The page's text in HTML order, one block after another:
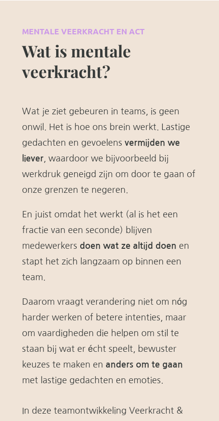
MENTALE VEERKRACHT EN ACT
Wat is mentale
veerkracht?
Wat je ziet gebeuren in teams, is geen
onwil. Het is hoe ons brein werkt. Lastige
gedachten en gevoelens vermijden we
liever, waardoor we bijvoorbeeld bij
werkdruk geneigd zijn om door te gaan of
onze grenzen te negeren.
En juist omdat het werkt (al is het een
fractie van een seconde) blijven
medewerkers doen wat ze altijd doen en
stapt het zich langzaam op binnen een
team.
Daarom vraagt verandering niet om nóg
harder werken of betere intenties, maar
om vaardigheden die helpen om stil te
staan bij wat er écht speelt, bewuster
keuzes te maken en anders om te gaan
met lastige gedachten en emoties.
In deze teamontwikkeling Veerkracht &